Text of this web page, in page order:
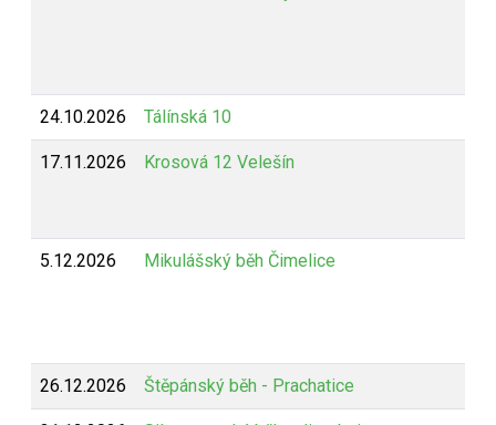
24.10.2026 Tálínská 10
17.11.2026 Krosová 12 Velešín
5.12.2026 Mikulášský běh Čimelice
26.12.2026 Štěpánský běh - Prachatice